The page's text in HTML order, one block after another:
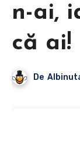
n-ai,
că ai!
De